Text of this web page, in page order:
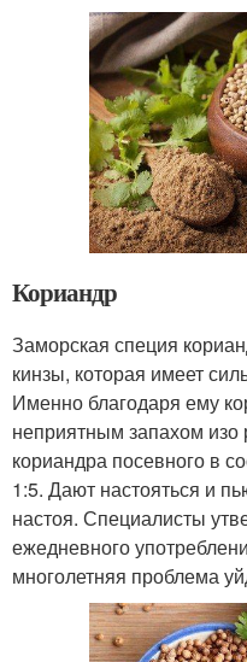
Кориандр
Заморская специя
кинзы, которая имеет
Именно благодаря ему
неприятным запахом изо
кориандра посевного в
1:5. Дают настояться и
настоя. Специалисты
ежедневного
многолетняя проблема